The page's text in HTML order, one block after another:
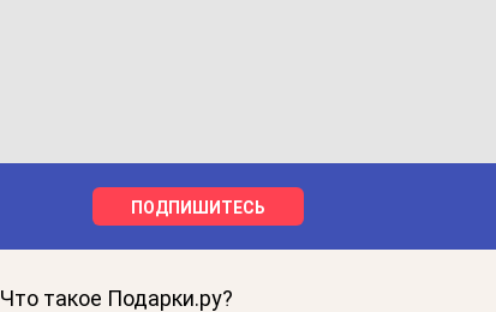
ПОДПИШИТЕСЬ
Что такое Подарки.ру?